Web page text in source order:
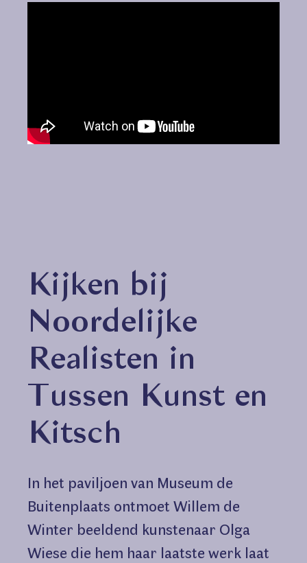
Kijken bij
Noordelijke
Realisten in
Tussen Kunst en
Kitsch
In het paviljoen van Museum de
Buitenplaats ontmoet Willem de
Winter beeldend kunstenaar Olga
Wiese die hem haar laatste werk laat